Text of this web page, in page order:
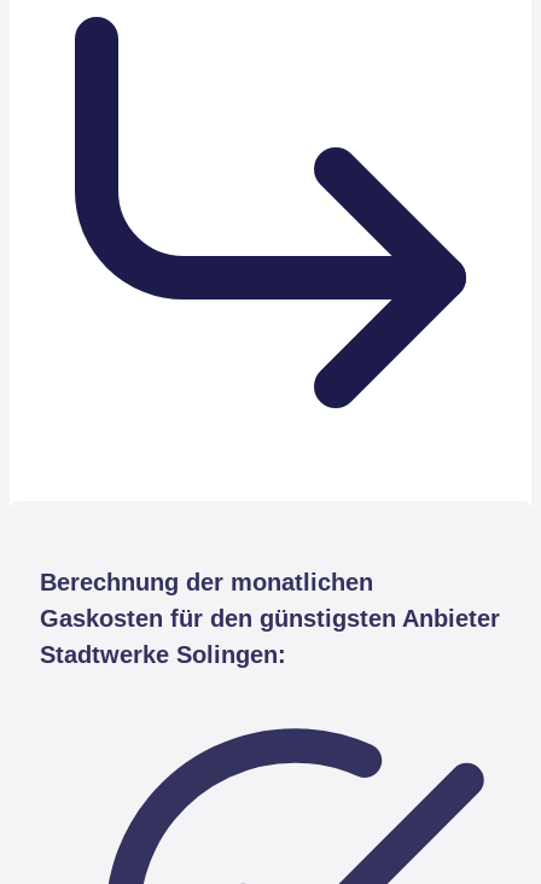
Berechnung der monatlichen
Gaskosten für den günstigsten Anbieter
Stadtwerke Solingen: